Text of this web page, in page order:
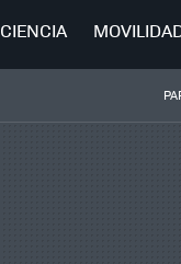
CIENCIA